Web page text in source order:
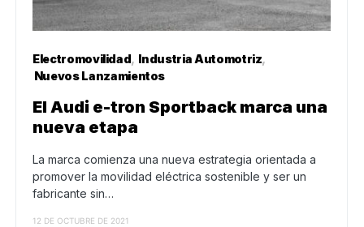
Electromovilidad Industria Automotriz
Nuevos Lanzamientos
El Audi e-tron Sportback marca una
nueva etapa
La marca comienza una nueva estrategia orientada a
promover la movilidad eléctrica sostenible y ser un
fabricante sin…
12 DE OCTUBRE DE 2021